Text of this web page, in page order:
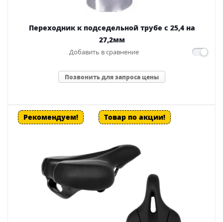
Переходник к подседельной трубе с 25,4 на
27,2мм
Добавить в сравнение
Позвонить для запроса цены
Рекомендуем! Товар по акции!